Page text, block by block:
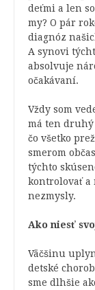
deťmi a len
my? O pár
diagnóz
A synovi
absolvuje
očakávaní.
Vždy som
má ten druhý
čo všetko
smerom
týchto
kontrolovať a
nezmysly.
Ako niesť
Väčšinu
detské
sme dlhšie